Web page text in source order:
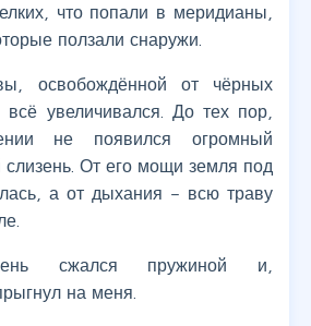
что попали в меридианы,
ползали снаружи.
освобождённой от чёрных
всё увеличивался. До тех пор,
не появился огромный
слизень. От его мощи земля под
а от дыхания – всю траву
сжался пружиной и,
на меня.